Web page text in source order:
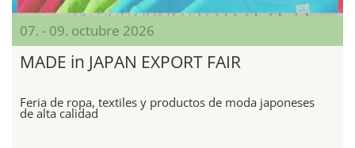
07. - 09. octubre 2026
MADE in JAPAN EXPORT FAIR
Feria de ropa, textiles y productos de moda japoneses
de alta calidad